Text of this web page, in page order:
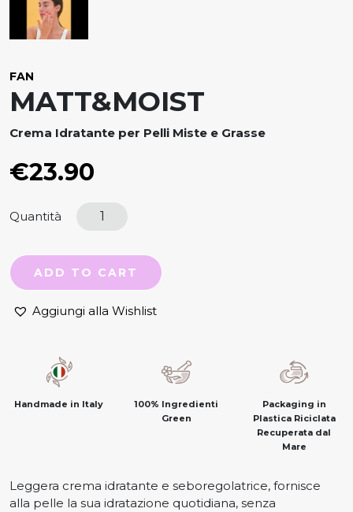
FAN
MATT&MOIST
Crema Idratante per Pelli Miste e Grasse
€23.90
Quantità
ADD TO CART
Aggiungi alla Wishlist
Handmade in Italy
100% Ingredienti
Green
Packaging in
Plastica Riciclata
Recuperata dal
Mare
Leggera crema idratante e seboregolatrice, fornisce
alla pelle la sua idratazione quotidiana, senza